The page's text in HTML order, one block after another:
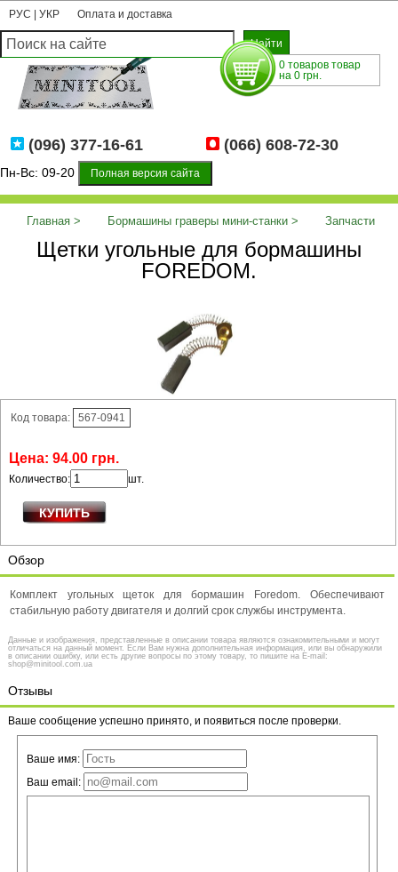
РУС УКР Оплата и доставка
0 товаров товар
на 0 грн.
(096) 377-16-61 (066) 608-72-30
Пн-Вс: 09-20 Полная версия сайта
Главная Бормашины граверы мини-станки
Запчасти
для ремонта бормашин
Щетки угольные для бормашины
Щетки угольные для бормашины
FOREDOM.
Код товара: 567-0941
Цена: 94.00 грн.
Количество: шт.
Обзор
Комплект угольных щеток для бормашин Foredom. Обеспечивают
стабильную работу двигателя и долгий срок службы инструмента.
Данные и изображения, представленные в описании товара являются ознакомительными и могут
отличаться на данный момент. Если Вам нужна дополнительная информация, или вы обнаружили
в описании ошибку, или есть другие вопросы по этому товару, то пишите на E-mail:
shop@minitool.com.ua
Отзывы
Ваше сообщение успешно принято, и появиться после проверки.
Ваше имя:
Ваш email: